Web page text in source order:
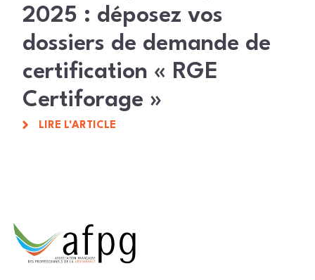
2025 : déposez vos
dossiers de demande de
certification « RGE
Certiforage »
LIRE L'ARTICLE